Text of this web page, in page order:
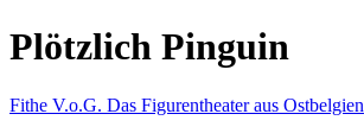
Plötzlich Pinguin
Fithe V.o.G. Das Figurentheater aus Ostbelgien